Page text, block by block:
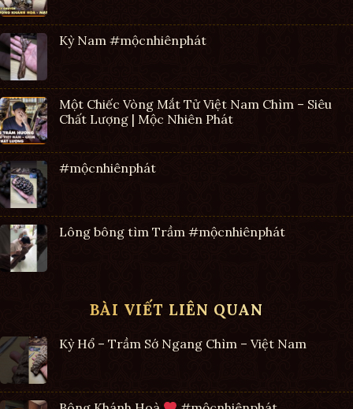
Kỳ Nam #mộcnhiênphát
Một Chiếc Vòng Mắt Tử Việt Nam Chìm – Siêu
Chất Lượng | Mộc Nhiên Phát
#mộcnhiênphát
Lông bông tìm Trầm #mộcnhiênphát
BÀI VIẾT LIÊN QUAN
Kỳ Hổ – Trầm Sớ Ngang Chìm – Việt Nam